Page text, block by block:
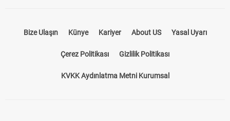
Bize Ulaşın Künye Kariyer About US Yasal Uyarı
Çerez Politikası Gizlilik Politikası
KVKK Aydınlatma Metni Kurumsal